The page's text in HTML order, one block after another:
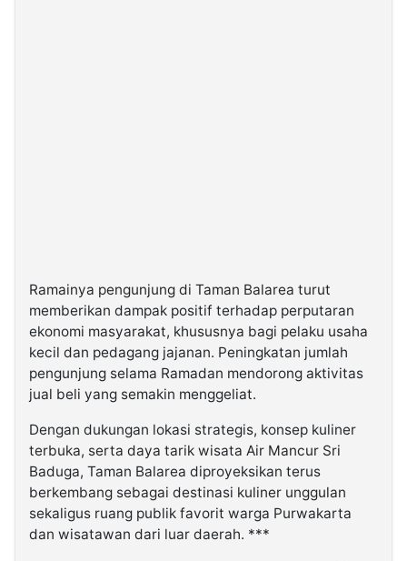
Ramainya pengunjung di Taman Balarea turut
memberikan dampak positif terhadap perputaran
ekonomi masyarakat, khususnya bagi pelaku usaha
kecil dan pedagang jajanan. Peningkatan jumlah
pengunjung selama Ramadan mendorong aktivitas
jual beli yang semakin menggeliat.
Dengan dukungan lokasi strategis, konsep kuliner
terbuka, serta daya tarik wisata Air Mancur Sri
Baduga, Taman Balarea diproyeksikan terus
berkembang sebagai destinasi kuliner unggulan
sekaligus ruang publik favorit warga Purwakarta
dan wisatawan dari luar daerah. ***